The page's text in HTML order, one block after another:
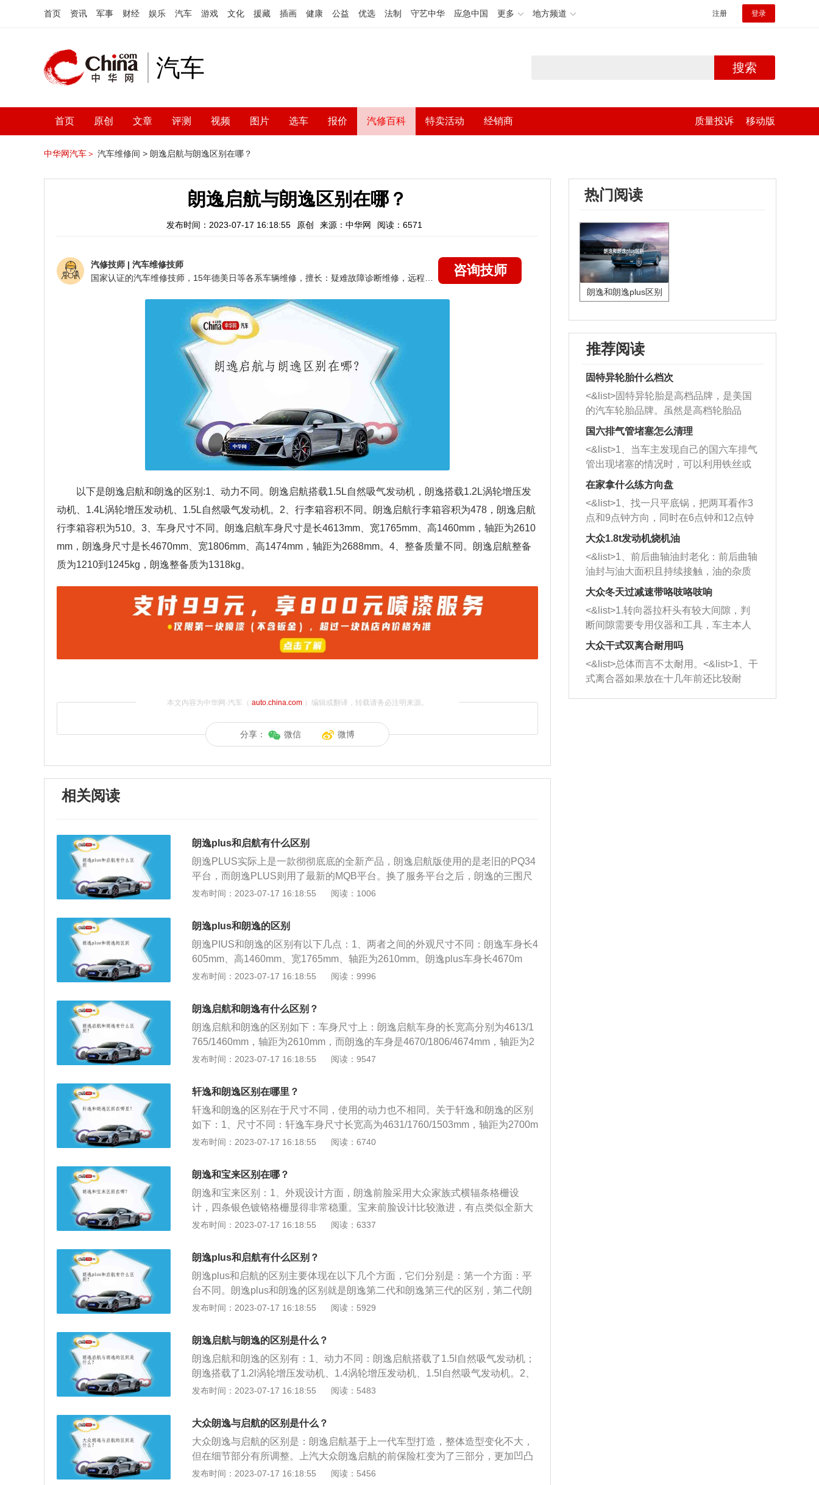
首页 资讯 军事 财经 娱乐 汽车 游戏 文化 援藏 插画 健康 公益 优选 法制 守艺中华 应急中国 更多 地方频道 注册 登录
汽车 搜索
首页 原创 文章 评测 视频 图片 选车 报价 汽修百科 特卖活动 经销商 质量投诉 移动版
中华网汽车＞ 汽车维修间 > 朗逸启航与朗逸区别在哪？
朗逸启航与朗逸区别在哪？
发布时间：2023-07-17 16:18:55 原创 来源：中华网 阅读：6571
汽修技师 | 汽车维修技师
咨询技师
以下是朗逸启航和朗逸的区别:1、动力不同。朗逸启航搭载1.5L自然吸气发动机，朗逸搭载1.2L涡轮增压发
动机、1.4L涡轮增压发动机、1.5L自然吸气发动机。2、行李箱容积不同。朗逸启航行李箱容积为478，朗逸启航
行李箱容积为510。3、车身尺寸不同。朗逸启航车身尺寸是长4613mm、宽1765mm、高1460mm，轴距为2610
mm，朗逸身尺寸是长4670mm、宽1806mm、高1474mm，轴距为2688mm。4、整备质量不同。朗逸启航整备
质为1210到1245kg，朗逸整备质为1318kg。
本文内容为中华网·汽车（ auto.china.com）编辑或翻译，转载请务必注明来源。
分享： 微信 微博
相关阅读
朗逸plus和启航有什么区别
朗逸PLUS实际上是一款彻彻底底的全新产品，朗逸启航版使用的是老旧的PQ34
平台，而朗逸PLUS则用了最新的MQB平台。换了服务平台之后，朗逸的三围尺
寸从原先的4605/1765/1460mm提升到4670/1806/1474mm，轮距从2610mm延
而朗逸PLUS则是最新的大众设计语言。朗逸启航车型的内饰与上一代车型保持
一致，还是熟悉的大众风味。在配置方面，新车全系标配了ESP电子稳定系统、
胎压监测、四门一键升降式车窗、四探头后倒车雷达等。而在高配车型上还配备
了LED日间行车灯、16英寸轮圈、真皮/织物拼接座椅、多功能方向盘、电动天窗
以及定速巡航等。两款朗逸的动力系统是没有变化的，关键的不同就是排放标准
有细心的车主发现18款和19款朗逸发动机型号的后缀不一样了，这其实就是排放
标准更新了。在升级了排放标准以后19款1.4T朗逸的最高车速只有200km/h，而1
8款是210km/h，也没几个机会可以开到200km/h，所以这样的变化影响并不大。
W、145N·m，在赛车上少了这点功率和扭矩会直接影响到胜负，但在朗逸这样的
加优惠一点的。
发布时间：2023-07-17 16:18:55 阅读：1006
朗逸plus和朗逸的区别
朗逸PIUS和朗逸的区别有以下几点：1、两者之间的外观尺寸不同：朗逸车身长4
605mm、高1460mm、宽1765mm、轴距为2610mm。朗逸plus车身长4670m
m、高1474mm、宽1806mm、轴距为2688mm。朗逸plus车身要比朗逸的大。
车，而朗逸plus只有国六排放的车。3、主被动安全装备不同：朗逸没有主动刹
车/主动安全系统，朗逸plus装配了主动刹车/主动安全系统。4、朗逸plus装配有
电子手刹系统和自动驻车功能，朗逸只有手动手刹功能。5、朗逸plus高配车型的
远近光都是LED光源，朗逸是普通卤素光源。朗逸Plus是由上汽大众集团2018年
4月发布的的一款搭载1.2T/1.4T/1.5L三款发动机，5速手动、6速手自一体和7速
款轿车，2008年6月上市。在延续了A级车市“动感时尚”的设计语言的基础上，LA
VIDA朗逸体现了一种全新的设计DNA——“融合”。6、在价格方面，朗逸plus总
体价格比老款朗逸普遍上涨3000到6000元，其中，1.5手动风尚版售价11.59万，
元。
发布时间：2023-07-17 16:18:55 阅读：9996
朗逸启航和朗逸有什么区别？
朗逸启航和朗逸的区别如下：车身尺寸上：朗逸启航车身的长宽高分别为4613/1
765/1460mm，轴距为2610mm，而朗逸的车身是4670/1806/4674mm，轴距为2
688mm。变速箱：朗逸启航使用的是手动变速箱，朗逸使用的是手动变速箱和自
盘、握感和座椅的皮质感更加舒适，中控台的设计也更加精致和时髦。
发布时间：2023-07-17 16:18:55 阅读：9547
轩逸和朗逸区别在哪里？
轩逸和朗逸的区别在于尺寸不同，使用的动力也不相同。关于轩逸和朗逸的区别
如下：1、尺寸不同：轩逸车身尺寸长宽高为4631/1760/1503mm，轴距为2700m
m；朗逸的长宽高分别为4670/1806/1474mm，轴距为2688mm。2、动力不同：
2升涡轮增压发动机，1.4升涡轮增压发动机，1.5升自然吸气发动机。
发布时间：2023-07-17 16:18:55 阅读：6740
朗逸和宝来区别在哪？
朗逸和宝来区别：1、外观设计方面，朗逸前脸采用大众家族式横辐条格栅设
计，四条银色镀铬格栅显得非常稳重。宝来前脸设计比较激进，有点类似全新大
众途锐的设计，看上非常凌厉，前脸也采用开眼式设计，前大灯造型比较立体，
度为1765毫米，高度为1460毫米，轴距为2610毫米；宝来长度4562毫米，宽度
为1793毫米，高度为1468毫米，轴距为2614毫米。3、侧面设计方面，朗逸腰线
设计不明显，宝来腰线从前大灯延伸至后尾灯设计，看上去比较明显，在车门下
方还配备了一条银色镀铬腰线。4、尾部造型方面，朗逸尾部设计比较圆润，尾
灯下方好配备两个小尺寸刹车灯，宝来尾灯设计造型比较立体，尾部设计采用对
计，从设计感上来说，宝来设计更有质感一点，而朗逸设计则中规中矩，虽然销
量很好，但是设计感上面优势不大。扩展资料：朗逸是由上海大众生产一款轿
车，2008年6月上市。在延续了A级车市“动感时尚”的设计语言的基础上，LAVID
的车型，被誉为是一款“传承经典，超越经典”的新车。
发布时间：2023-07-17 16:18:55 阅读：6337
朗逸plus和启航有什么区别？
朗逸plus和启航的区别主要体现在以下几个方面，它们分别是：第一个方面：平
台不同。朗逸plus和朗逸的区别就是朗逸第二代和朗逸第三代的区别，第二代朗
逸（2012~2018）是在大众PQ34平台上搭建，第三代朗逸（2018至今）是在MQ
加到了4670/1806/1474mm，轴距从2610mm加长到2688mm，所以就叫朗逸plu
s。第二个方面：外形设计不同。无论是外观设计还是内饰配置，朗逸启航都更加
偏向于宝来和桑塔纳这样的入门A级车型，简单来说就是看起来比较廉价。在201
8年朗逸进行了换代，此次换代是从头换到脚趾尾，在大众最新的MQB模块化平
台构建外观采用了新的设计，配置进行了优化升级，整体更加偏向于帕萨特这样
费群体不同。朗逸的启航版对应的是对车有刚需且预算不是特别高的消费者，但
实际上也没有多少个人消费者会购买，朗逸启航的买家更多是被称为“大客户”的
的士公司、网约车平台、或者一些需要跑业务的公司提供给业务员的代步车。
发布时间：2023-07-17 16:18:55 阅读：5929
朗逸启航与朗逸的区别是什么？
朗逸启航和朗逸的区别有：1、动力不同：朗逸启航搭载了1.5l自然吸气发动机；
朗逸搭载了1.2l涡轮增压发动机、1.4涡轮增压发动机、1.5l自然吸气发动机。2、
行李箱容积不同：朗逸启航行李箱容积为478l；朗逸行李箱容积为510l。3、车身
610mm；朗逸车身尺寸是长4670mm、宽1806mm、高1474mm，轴距为2688m
m。4、整备质量不同：朗逸启航整备质量为1210到1245kg；朗逸整备质量为13
18kg。
发布时间：2023-07-17 16:18:55 阅读：5483
大众朗逸与启航的区别是什么？
大众朗逸与启航的区别是：朗逸启航基于上一代车型打造，整体造型变化不大，
但在细节部分有所调整。上汽大众朗逸启航的前保险杠变为了三部分，更加凹凸
有致，在此基础上还加入了一条贯穿车头的镀铬装饰条，视觉效果更佳。朗逸是
发布时间：2023-07-17 16:18:55 阅读：5456
热门阅读
朗逸和朗逸plus区别
推荐阅读
固特异轮胎什么档次
<&list>固特异轮胎是高档品牌，是美国
的汽车轮胎品牌。虽然是高档轮胎品
牌，但是中高低端的轮胎都有生产，这
也是为了更好的开拓市场。
国六排气管堵塞怎么清理
<&list>1、当车主发现自己的国六车排气
管出现堵塞的情况时，可以利用铁丝或
者是细棍，直接将杂物给取出来，如果
堵塞情况比较严重，也可以采取应急措
施。 <&list>2、直接利用木棍将所有的
杂物推到排气管里面的位置处，然后将
三元催化器拆解开，就可以将堵塞的东
西取出来。但如果是因为积碳过多引起
的堵塞，就需要将三元催化器泡在草酸
洗剂对堵塞的情况得到解决，将清洗剂
放在燃油箱中，与燃油混合后，车辆启
动时，就可以和汽油一起进入到燃烧
室，最后形成废气排出，就可以让三元
催化器得到清洗，排气管堵塞的情况就
能够得到解决。
在家拿什么练方向盘
<&list>1、找一只平底锅，把两耳看作3
点和9点钟方向，同时在6点钟和12点钟
方向做一个标记。 <&list>2、双手握住
一圈半的练习，往右同样也要打相同的
圈数。 <&list>3、最后强调要反复练
习，这样就可以形成肌肉记忆，在真实
驾驶车辆时，不需要记忆也能打好方
向。
大众1.8t发动机烧机油
<&list>1、前后曲轴油封老化：前后曲轴
油封与油大面积且持续接触，油的杂质
和发动机内持续温度变化使其密封效果
逐渐减弱，导致渗油或漏油。<&list>2、
活塞间隙过大：积碳会使活塞环与缸体
的间隙扩大，导致机油流入燃烧室中，
造成烧机油。<&list>3、机油粘度。使用
机油粘度过小的话，同样会有烧机油现
象，机油粘度过小具有很好的流动性，
大众冬天过减速带咯吱咯吱响
<&list>1.转向器拉杆头有较大间隙，判
断间隙需要专用仪器和工具，车主本人
无法制作，需要将车辆送到修理厂或4s
店；<&list>2.车辆半轴套管防尘罩破
裂，破裂后会出现漏油现象，使半轴磨
损严重，磨损的半轴容易损坏，产生异
响；<&list>3.稳定器的转向胶套和球头
大众干式双离合耐用吗
<&list>总体而言不太耐用。<&list>1、干
式离合器如果放在十几年前还比较耐